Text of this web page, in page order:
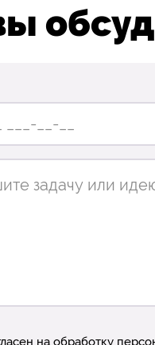
на обработку